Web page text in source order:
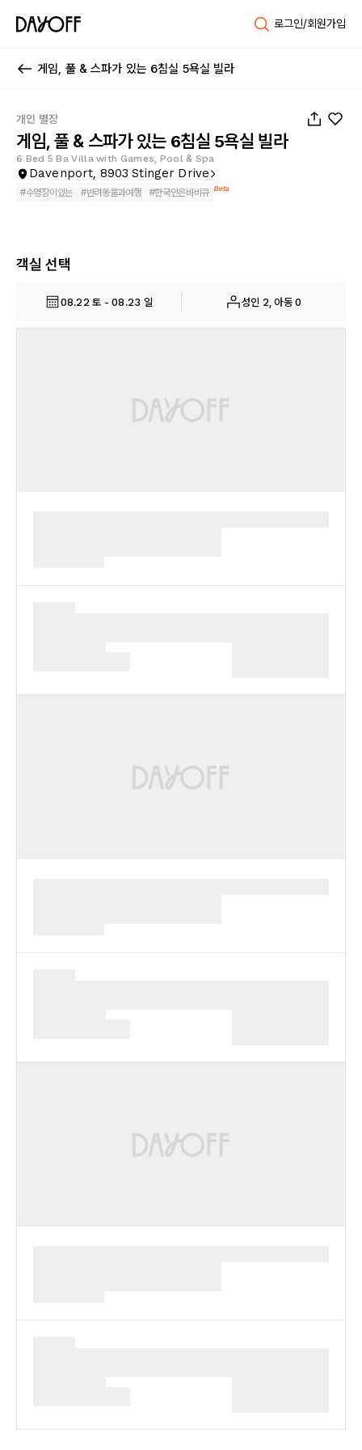
로그인/회원가입
게임, 풀 & 스파가 있는 6침실 5욕실 빌라
개인 별장
게임, 풀 & 스파가 있는 6침실 5욕실 빌라
6 Bed 5 Ba Villa with Games, Pool & Spa
Davenport, 8903 Stinger Drive
#수영장이있는 #반려동물과여행 #한국인은바비큐 Beta
객실 선택
08.22 토 - 08.23 일 성인 2, 아동 0